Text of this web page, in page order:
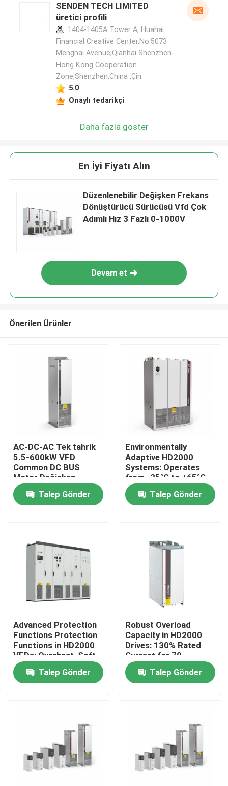
Evde
Videolar
Hakkımızda
Fabrika turu
Kalite Kontrolü
Bizimle İletişim
Bir İndirim İste
SENDEN TECH LIMITED
üretici profili
1404-1405A Tower A, Huahai
Financial Creative Center,No.5073
Menghai Avenue,Qianhai Shenzhen-
Hong Kong Cooperation
Zone,Shenzhen,China ,Çin
5.0
Onaylı tedarikçi
Daha fazla göster
En İyi Fiyatı Alın
Düzenlenebilir Değişken Frekans
Dönüştürücü Sürücüsü Vfd Çok
Adımlı Hız 3 Fazlı 0-1000V
Devam et
Önerilen Ürünler
AC-DC-AC Tek tahrik
5.5-600kW VFD
Common DC BUS
Motor Değişken
Frekanslı Taşıma
Talep Gönder
Environmentally
Adaptive HD2000
Systems: Operates
from -25°C to +65°C
and Humidity Up to
85%
Talep Gönder
Advanced Protection
Functions Protection
Functions in HD2000
VFDs: Overheat, Soft-
Start, and IGBT Safety
Talep Gönder
Robust Overload
Capacity in HD2000
Drives: 130% Rated
Current for 70
Seconds
Talep Gönder